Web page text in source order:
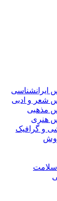
ایرانشناسی
شعر و ادبی
مذهبی
هنری
و گرافیک